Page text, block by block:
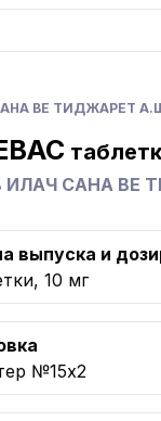
ВЕ ТИДЖАРЕТ
ИЛАЧ САНА ВЕ
выпуска и
10 мг
№15x2